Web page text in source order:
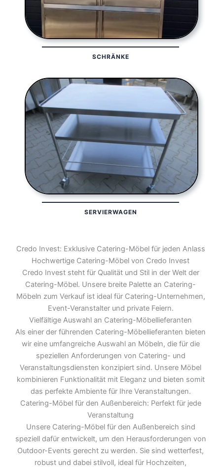
SCHRÄNKE
SERVIERWAGEN
Credo Invest: Exklusive Catering-Möbel für jeden Anlass
Hochwertige Catering-Möbel von Credo Invest
Credo Invest steht für Qualität und Stil in der Welt der
Catering-Möbel. Unsere breite Palette an Catering-
Möbeln zum Verkauf ist ideal für Catering-Unternehmen,
Event-Veranstalter und private Feiern.
Vielfältige Auswahl an Catering-Möbellieferanten
Als einer der führenden Catering-Möbellieferanten bieten
wir eine umfangreiche Auswahl an Möbeln, die für die
speziellen Anforderungen von Catering- und
Veranstaltungsdiensten konzipiert sind. Unsere Möbel
kombinieren Funktionalität mit Eleganz und bieten somit
das perfekte Ambiente für Ihre Veranstaltungen.
Catering-Möbel für den Außenbereich: Perfekt für jede
Veranstaltung
Unsere Catering-Möbel für den Außenbereich sind
speziell dafür entwickelt, um den Herausforderungen von
Outdoor-Events gerecht zu werden. Sie sind wetterfest,
robust und dabei stilvoll, ideal für Hochzeiten,